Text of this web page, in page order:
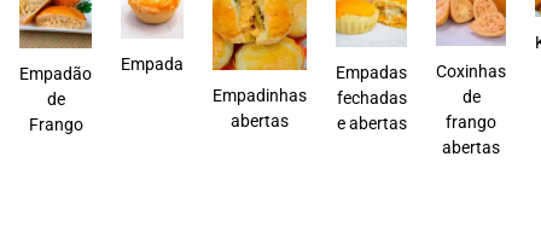
Empadão
de
Frango
Empada
Empadinhas
abertas
Empadas
fechadas
e abertas
Coxinhas
de
frango
abertas